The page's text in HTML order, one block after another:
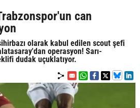
can
olarak kabul edilen scout şefi
operasyon! Sarı-
dudak uçuklatıyor.